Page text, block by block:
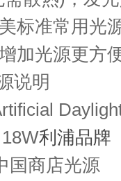
标准常用光
加光源更方
说明
利浦品牌
国商店光源